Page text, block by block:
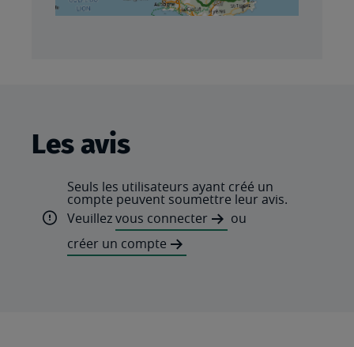
Les avis
Seuls les utilisateurs ayant créé un
compte peuvent soumettre leur avis.
Veuillezvous connecter
ou
créer un compte